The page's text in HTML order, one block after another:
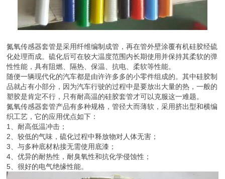
氮氧传感器套管是采用纤维编制成管，再在管外壁涂覆有机硅胶经硫
化处理而成。硫化后可在较大温度范围内长期使用并保持其柔软的弹
性性能，具有阻燃、隔热、保温、抗电、柔软等性能。
随便一辆现代化的汽车都是由许许多多的小零件组成的。其中硅胶制
品就占有小部分，因为汽车行驶的过程中是要放出大量的热，一般的
塑胶是肯定不行，只有耐高温的硅胶套管才可以克服这一难题。
氮氧传感器套管产品有多种规格，管径大而薄软，采用挤出型和横编
织工艺，它的应用优点如下：
1、耐高低温冲击；
2、较低的气味，硫化过程中释放物对人体无害；
3、与多种底材粘接无需使用底漆；
4、优异的耐热性，耐臭氧性和抗化学侵蚀性；
5、很好的电气绝缘性能。